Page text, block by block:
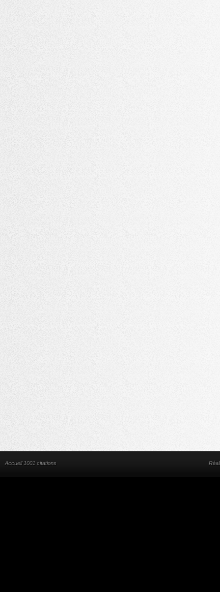
Accueil 1001 citations